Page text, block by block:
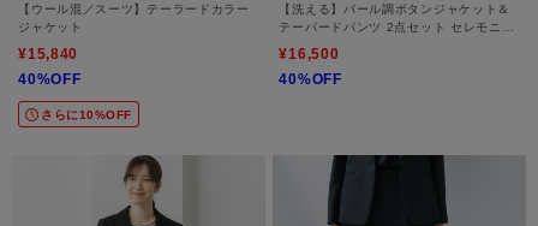
【ウール混／スーツ】テーラードカラー
ジャケット
¥15,840
40%OFF
さらに10%OFF
【洗える】パール調ボタンジャケット＆
テーパードパンツ 2点セット セレモニー
五三・結婚式】
¥16,500
40%OFF